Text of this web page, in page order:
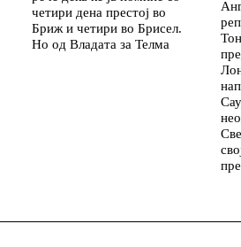
четири дена престој во
Бриж и четири во Брисел.
Но од Владата за Телма